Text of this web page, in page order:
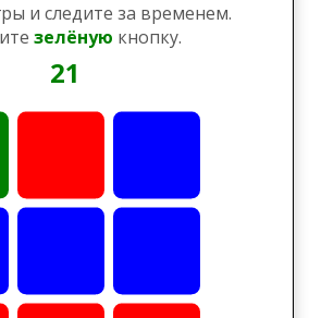
и следите за временем.
зелёную кнопку.
21